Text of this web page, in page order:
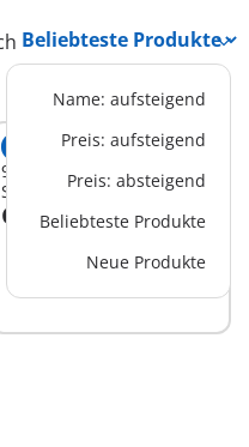
Name: aufsteigend
Preis: aufsteigend
Preis: absteigend
Beliebteste Produkte
Neue Produkte
EXKLUSIV XS
9814 - Spielhäuschen mit
Sandkasten
CHF 16,90
In den Warenkorb